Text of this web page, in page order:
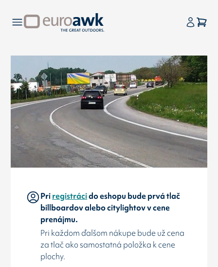
Priregistrácido eshopu bude prvá tlač
billboardov alebo citylightov v cene
prenájmu.
Pri každom ďalšom nákupe bude už cena
za tlač ako samostatná položka k cene
plochy.